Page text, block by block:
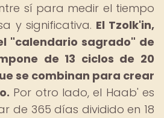
sí para medir el tiempo
y significativa. El Tzolk'in,
"calendario sagrado" de
de 13 ciclos de 20
se combinan para crear
Por otro lado, el Haab' es
de 365 días dividido en 18